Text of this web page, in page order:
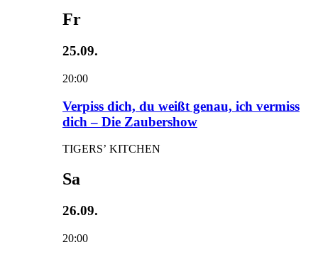
Fr
25.09.
20:00
Verpiss dich, du weißt genau, ich vermiss
dich – Die Zaubershow
TIGERS’ KITCHEN
Sa
26.09.
20:00